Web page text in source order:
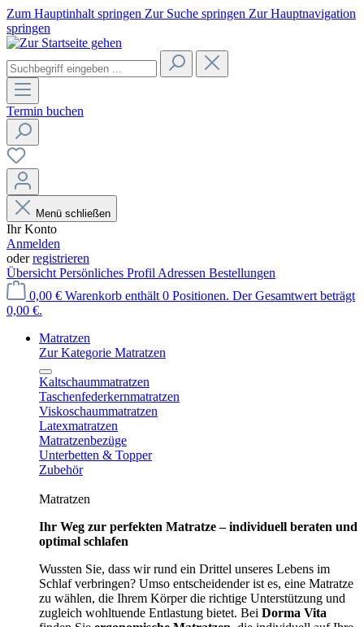
Zum Hauptinhalt springen Zur Suche springen Zur Hauptnavigation
springen
Termin buchen
Menü schließen
Ihr Konto
Anmelden
oderregistrieren
Übersicht Persönliches Profil Adressen Bestellungen
0,00 € Warenkorb enthält 0 Positionen. Der Gesamtwert beträgt
0,00 €.
Matratzen
Zur Kategorie Matratzen
Kaltschaummatratzen
Taschenfederkernmatratzen
Viskoschaummatratzen
Latexmatratzen
Matratzenbezüge
Unterbetten & Topper
Zubehör
Matratzen
Ihr Weg zur perfekten Matratze – individuell beraten und
optimal schlafen
Wussten Sie, dass wir rund ein Drittel unseres Lebens im
Schlaf verbringen? Umso entscheidender ist es, eine Matratze
zu wählen, die Ihrem Körper die richtige Unterstützung und
zugleich wohltuende Entlastung bietet. Bei Dorma Vita